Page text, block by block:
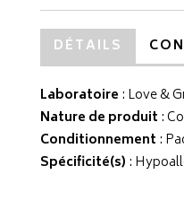
DÉTAILS
Laboratoire : Love &
Nature de produit :
Conditionnement :
Spécificité(s) :